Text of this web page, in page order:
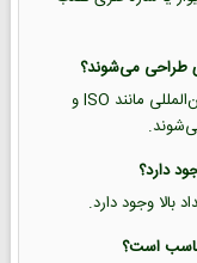
بیشتر علائم ایمنی بر اساس استانداردهای بین‌المللی مانند ISO و
بالا وجود دارد.